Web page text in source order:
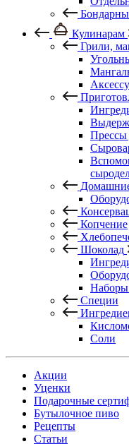
Кулинарам
Грили,
Прессы
Копчение
Шоколад
Наборы
Специи
Соли
Акции
Уценки
Подарочные
Бутылочное пиво
Рецепты
Статьи